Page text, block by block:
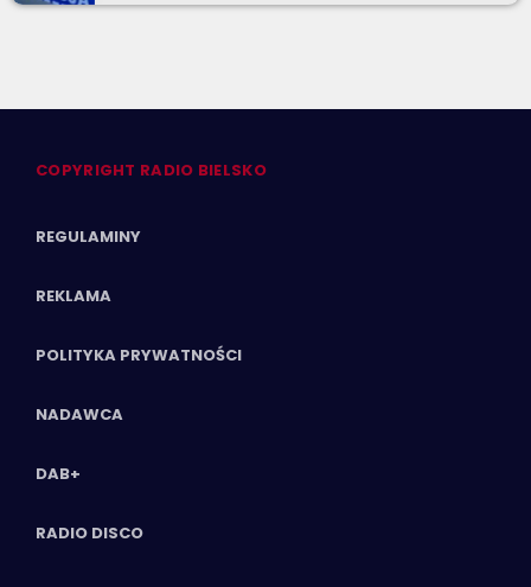
COPYRIGHT RADIO BIELSKO
REGULAMINY
REKLAMA
POLITYKA PRYWATNOŚCI
NADAWCA
DAB+
RADIO DISCO